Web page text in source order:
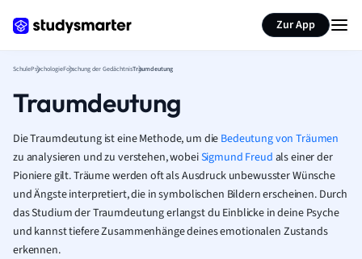
Zur App
SchulePsychologieForschung der GedächtnisTraumdeutung
Traumdeutung
Die Traumdeutung ist eine Methode, um die Bedeutung von Träumen
zu analysieren und zu verstehen, wobeiSigmund Freud als einer der
Pioniere gilt. Träume werden oft als Ausdruck unbewusster Wünsche
und Ängste interpretiert, die in symbolischen Bildern erscheinen. Durch
das Studium der Traumdeutung erlangst du Einblicke in deine Psyche
und kannst tiefere Zusammenhänge deines emotionalen Zustands
erkennen.
Seite zusammenfassen